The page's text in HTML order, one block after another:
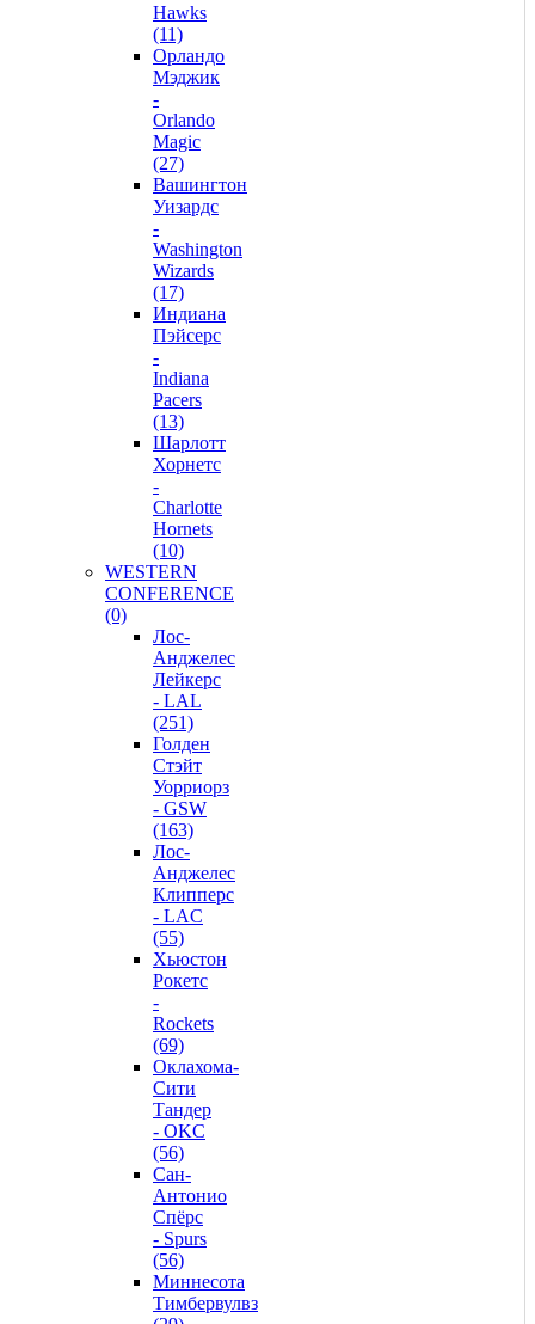
Hawks
(11)
Орландо
Мэджик
-
Orlando
Magic
(27)
Вашингтон
Уизардс
-
Washington
Wizards
(17)
Индиана
Пэйсерс
-
Indiana
Pacers
(13)
Шарлотт
Хорнетс
-
Charlotte
Hornets
(10)
WESTERN
CONFERENCE
(0)
Лос-
Анджелес
Лейкерс
- LAL
(251)
Голден
Стэйт
Уорриорз
- GSW
(163)
Лос-
Анджелес
Клипперс
- LAC
(55)
Хьюстон
Рокетс
-
Rockets
(69)
Оклахома-
Сити
Тандер
- OKC
(56)
Сан-
Антонио
Спёрс
- Spurs
(56)
Миннесота
Тимбервулвз